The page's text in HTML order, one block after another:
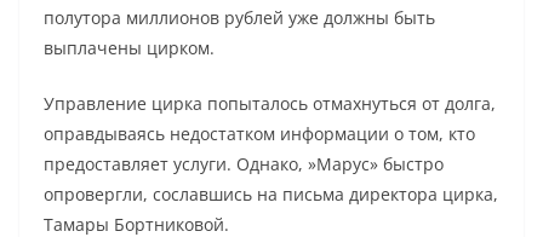
полутора миллионов рублей уже должны быть
выплачены цирком.
Управление цирка попыталось отмахнуться от долга,
оправдываясь недостатком информации о том, кто
предоставляет услуги. Однако, »Марус» быстро
опровергли, сославшись на письма директора цирка,
Тамары Бортниковой.